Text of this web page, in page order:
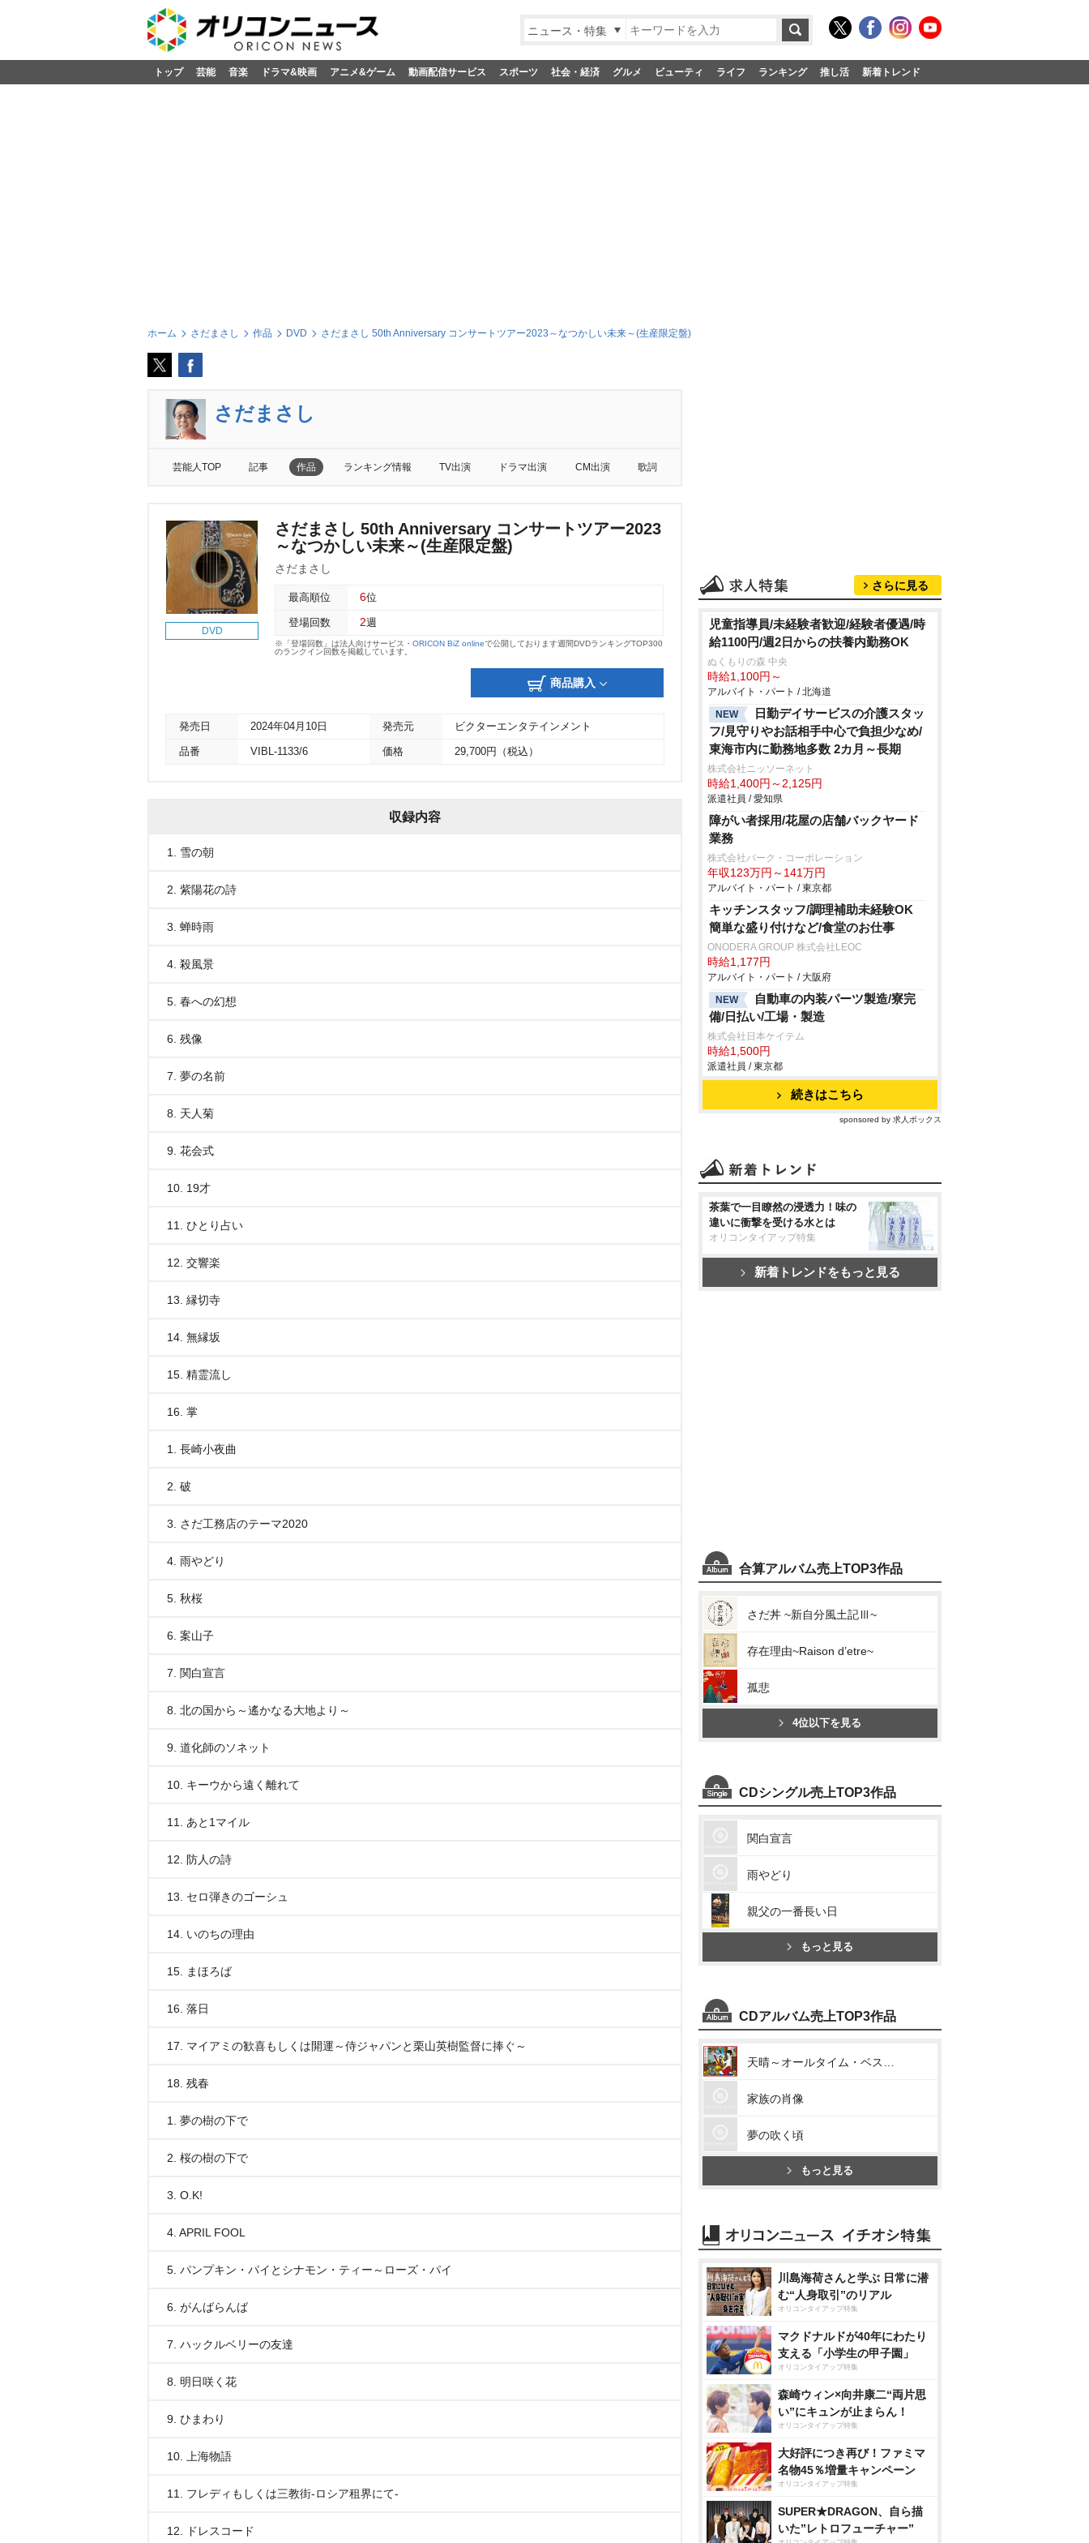
ニュース・特集
トップ 芸能 音楽 ドラマ&映画 アニメ&ゲーム 動画配信サービス スポーツ 社会・経済 グルメ ビューティ ライフ ランキング 推し活 新着トレンド
ホーム さだまさし 作品 DVD さだまさし 50th Anniversary コンサートツアー2023～なつかしい未来～(生産限定盤)
さだまさし
芸能人TOP 記事 作品 ランキング情報 TV出演 ドラマ出演 CM出演 歌詞
DVD
さだまさし 50th Anniversary コンサートツアー2023
～なつかしい未来～(生産限定盤)
さだまさし
最高順位 6位
登場回数 2週
※「登場回数」は法人向けサービス・ ORICON BiZ onlineで公開しております週間DVDランキングTOP300
のランクイン回数を掲載しています。
商品購入
発売日 2024年04月10日 発売元 ビクターエンタテインメント
品番 VIBL-1133/6 価格 29,700円（税込）
収録内容
1. 雪の朝
2. 紫陽花の詩
3. 蝉時雨
4. 殺風景
5. 春への幻想
6. 残像
7. 夢の名前
8. 天人菊
9. 花会式
10. 19才
11. ひとり占い
12. 交響楽
13. 縁切寺
14. 無縁坂
15. 精霊流し
16. 掌
1. 長崎小夜曲
2. 破
3. さだ工務店のテーマ2020
4. 雨やどり
5. 秋桜
6. 案山子
7. 関白宣言
8. 北の国から～遙かなる大地より～
9. 道化師のソネット
10. キーウから遠く離れて
11. あと1マイル
12. 防人の詩
13. セロ弾きのゴーシュ
14. いのちの理由
15. まほろば
16. 落日
17. マイアミの歓喜もしくは開運～侍ジャパンと栗山英樹監督に捧ぐ～
18. 残春
1. 夢の樹の下で
2. 桜の樹の下で
3. O.K!
4. APRIL FOOL
5. パンプキン・パイとシナモン・ティー～ローズ・パイ
6. がんばらんば
7. ハックルベリーの友達
8. 明日咲く花
9. ひまわり
10. 上海物語
11. フレディもしくは三教街-ロシア租界にて-
12. ドレスコード
さらに見る
児童指導員/未経験者歓迎/経験者優遇/時
給1100円/週2日からの扶養内勤務OK
ぬくもりの森 中央
時給1,100円～
アルバイト・パート / 北海道
NEW
日勤デイサービスの介護スタッ
フ/見守りやお話相手中心で負担少なめ/
東海市内に勤務地多数 2カ月～長期
株式会社ニッソーネット
時給1,400円～2,125円
派遣社員 / 愛知県
障がい者採用/花屋の店舗バックヤード
業務
株式会社パーク・コーポレーション
年収123万円～141万円
アルバイト・パート / 東京都
キッチンスタッフ/調理補助未経験OK
簡単な盛り付けなど/食堂のお仕事
ONODERA GROUP 株式会社LEOC
時給1,177円
アルバイト・パート / 大阪府
NEW
自動車の内装パーツ製造/寮完
備/日払い/工場・製造
株式会社日本ケイテム
時給1,500円
派遣社員 / 東京都
続きはこちら
sponsored by 求人ボックス
茶葉で一目瞭然の浸透力！味の
違いに衝撃を受ける水とは
オリコンタイアップ特集
新着トレンドをもっと見る
合算アルバム売上TOP3作品
さだ丼 ~新自分風土記Ⅲ~
存在理由~Raison d’etre~
孤悲
4位以下を見る
CDシングル売上TOP3作品
関白宣言
雨やどり
親父の一番長い日
もっと見る
CDアルバム売上TOP3作品
家族の肖像
夢の吹く頃
もっと見る
川島海荷さんと学ぶ 日常に潜
む“人身取引”のリアル
オリコンタイアップ特集
マクドナルドが40年にわたり
支える「小学生の甲子園」
オリコンタイアップ特集
森崎ウィン×向井康二“両片思
い”にキュンが止まらん！
オリコンタイアップ特集
大好評につき再び！ファミマ
名物45％増量キャンペーン
オリコンタイアップ特集
SUPER★DRAGON、自ら描
いた”レトロフューチャー”